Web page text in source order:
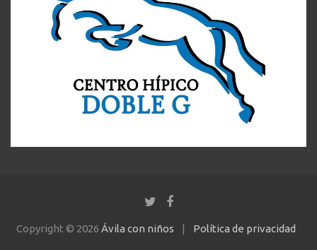
Copyright © 2026 Ávila con niños Política de privacidad